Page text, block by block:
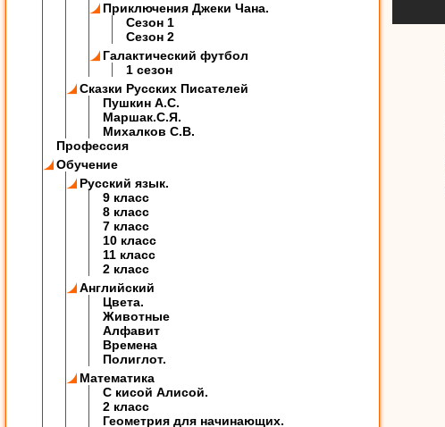
Приключения Джеки Чана.
Сезон 1
Сезон 2
Галактический футбол
1 сезон
Сказки Русских Писателей
Пушкин А.С.
Маршак.С.Я.
Михалков С.В.
Профессия
Обучение
Русский язык.
9 класс
8 класс
7 класс
10 класс
11 класс
2 класс
Английский
Цвета.
Животные
Алфавит
Времена
Полиглот.
Математика
C кисой Алисой.
2 класс
Геометрия для начинающих.